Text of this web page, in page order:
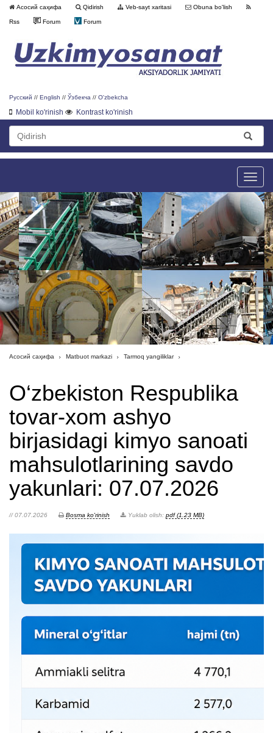
Асосий саҳифа Qidirish Veb-sayt xaritasi Obuna bo'lish
Rss Forum Forum
Русский // English // Ўзбекча // O'zbekcha
Mobil ko'rinish Kontrast ko'rinish
Toggle
Асосий саҳифа Matbuot markazi Tarmoq yangiliklar
O‘zbekiston Respublika
tovar-xom ashyo
birjasidagi kimyo sanoati
mahsulotlarining savdo
yakunlari: 07.07.2026
// 07.07.2026 Bosma ko'rinish Yuklab olish: pdf (1.23 MB)